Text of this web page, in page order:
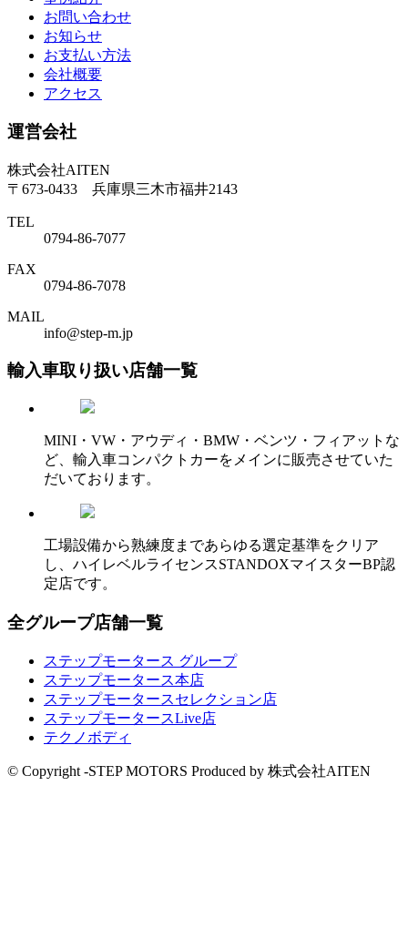
お問い合わせ
お知らせ
お支払い方法
会社概要
アクセス
運営会社
株式会社AITEN
〒673-0433 兵庫県三木市福井2143
TEL
0794-86-7077
FAX
0794-86-7078
MAIL
info@step-m.jp
輸入車取り扱い店舗一覧
MINI・VW・アウディ・BMW・ベンツ・フィアットな
ど、輸入車コンパクトカーをメインに販売させていた
だいております。
工場設備から熟練度まであらゆる選定基準をクリア
し、ハイレベルライセンスSTANDOXマイスターBP認
定店です。
全グループ店舗一覧
ステップモータース グループ
ステップモータース本店
ステップモータースセレクション店
ステップモータースLive店
テクノボディ
© Copyright -STEP MOTORS Produced by 株式会社AITEN